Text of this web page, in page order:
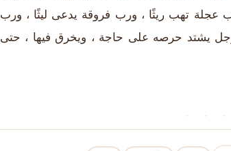
عجلة تهب ريثًا ، ورب فروقة يدعى ليثًا ، ورب
يشتد حرصه على حاجة ، ويخرق فيها ، حتى
· ·